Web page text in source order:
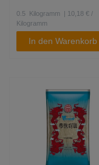
0.5 Kilogramm
| 10,18 € /
Kilogramm
In den Warenkorb